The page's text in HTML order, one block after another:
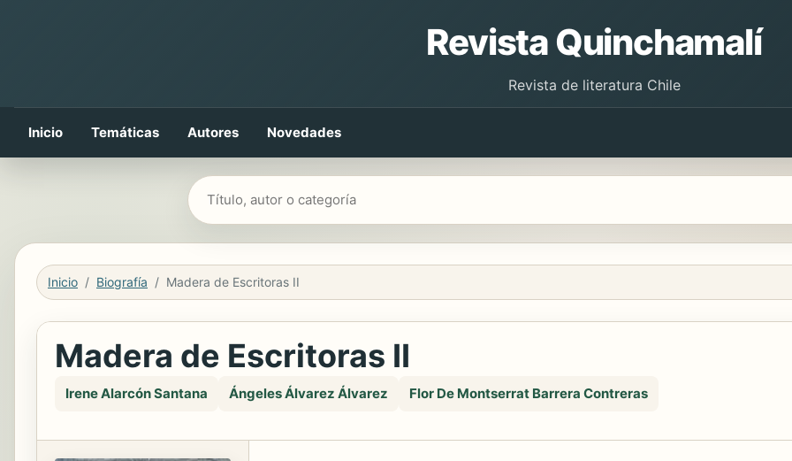
Revista Quinchamalí
Revista de literatura Chile
Inicio Temáticas Autores Novedades
Buscar libros
Inicio Biografía Madera de Escritoras II
Madera de Escritoras II
Irene Alarcón Santana Ángeles Álvarez Álvarez Flor De Montserrat Barrera Contreras